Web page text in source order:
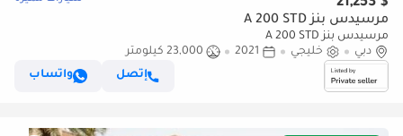
مرسيدس بنز A 200 STD
مرسيدس بنز A 200 STD
دبي
خليجي 2021
23,000 كيلومتر
إتصل
واتساب